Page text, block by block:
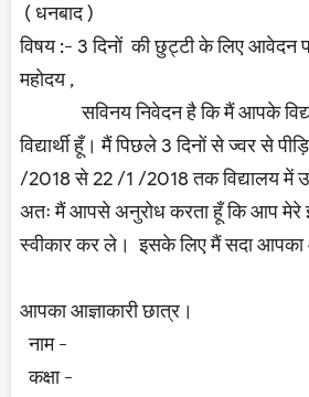
( धनबाद )
विषय :- 3 दिनों की छुट्टी के लिए आवेदन
महोदय ,
सविनय निवेदन है कि मैं आपके
विद्यार्थी हूँ। मैं पिछले 3 दिनों से ज्वर से
/2018 से 22 /1 /2018 तक विद्यालय में
अतः मैं आपसे अनुरोध करता हूँ कि आप
स्वीकार कर ले। इसके लिए मैं सदा आपका
आपका आज्ञाकारी छात्र।
नाम -
कक्षा -